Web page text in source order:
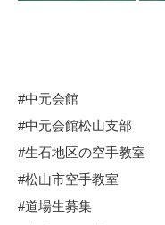
#中元会館
#中元会館松山支部
#生石地区の空手教室
#松山市空手教室
#道場生募集